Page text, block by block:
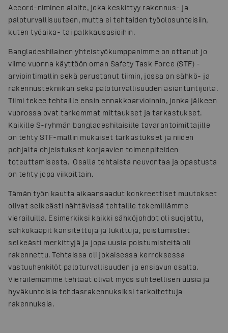
Accord-niminen aloite, joka keskittyy rakennus- ja
paloturvallisuuteen, mutta ei tehtaiden työolosuhteisiin,
kuten työaika- tai palkkausasioihin.
Bangladeshilainen yhteistyökumppanimme on ottanut jo
viime vuonna käyttöön oman Safety Task Force (STF) -
arviointimallin sekä perustanut tiimin, jossa on sähkö- ja
rakennustekniikan sekä paloturvallisuuden asiantuntijoita.
Tiimi tekee tehtaille ensin ennakkoarvioinnin, jonka jälkeen
vuorossa ovat tarkemmat mittaukset ja tarkastukset.
Kaikille S-ryhmän bangladeshilaisille tavarantoimittajille
on tehty STF-mallin mukaiset tarkastukset ja niiden
pohjalta ohjeistukset korjaavien toimenpiteiden
toteuttamisesta. Osalla tehtaista neuvontaa ja opastusta
on tehty jopa viikoittain.
Tämän työn kautta aikaansaadut konkreettiset muutokset
olivat selkeästi nähtävissä tehtaille tekemillämme
vierailuilla. Esimerkiksi kaikki sähköjohdot oli suojattu,
sähkökaapit kansitettuja ja lukittuja, poistumistiet
selkeästi merkittyjä ja jopa uusia poistumisteitä oli
rakennettu. Tehtaissa oli jokaisessa kerroksessa
vastuuhenkilöt paloturvallisuuden ja ensiavun osalta.
Vierailemamme tehtaat olivat myös suhteellisen uusia ja
hyväkuntoisia tehdasrakennuksiksi tarkoitettuja
rakennuksia.